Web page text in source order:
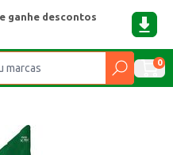
ganhe descontos
0